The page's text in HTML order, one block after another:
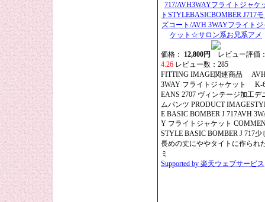
717/AVH3WAYフライトジャケ
トSTYLEBASICBOMBER J717
ズコート/AVH 3WAYフライトジ
ケット☆サロン系お兄系アメ
価格： 12,800円
レビュー評価
4.26 レビュー数：285
FITTING IMAGE関連商品
3WAY フライトジャケット K-
EANS 2707 ヴィンテージ加工デ
ムパンツ PRODUCT
E BASIC BOMBER J 717AVH
Y フライトジャケット
STYLE BASIC BOMBER J 717少
長めの丈にややタイトに作られ
ミ
Supported by 楽天ウェブサービス